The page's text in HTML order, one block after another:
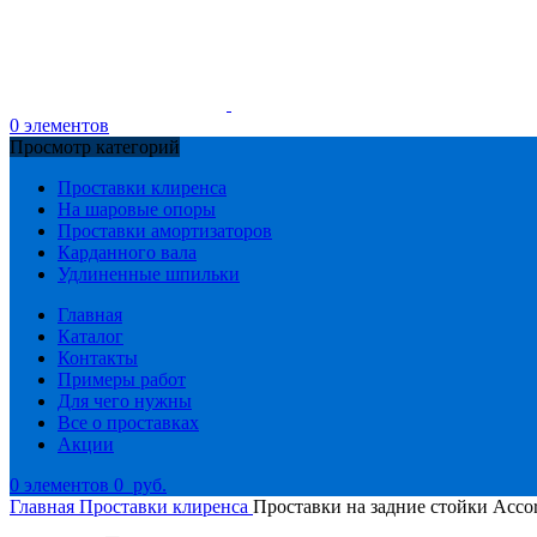
0 элементов
Просмотр категорий
Проставки клиренса
На шаровые опоры
Проставки амортизаторов
Карданного вала
Удлиненные шпильки
Главная
Каталог
Контакты
Примеры работ
Для чего нужны
Все о проставках
Акции
0 элементов 0 руб.
Главная Проставки клиренса Проставки на задние стойки